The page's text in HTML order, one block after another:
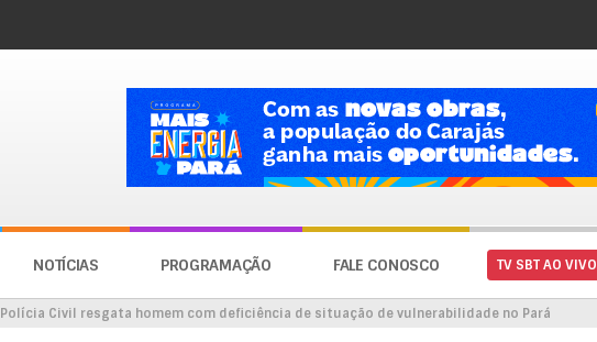
NOTÍCIAS PROGRAMAÇÃO FALE CONOSCO TV SBT AO VIVO
Polícia Civil resgata homem com deficiência de situação de vulnerabilidade no Pará